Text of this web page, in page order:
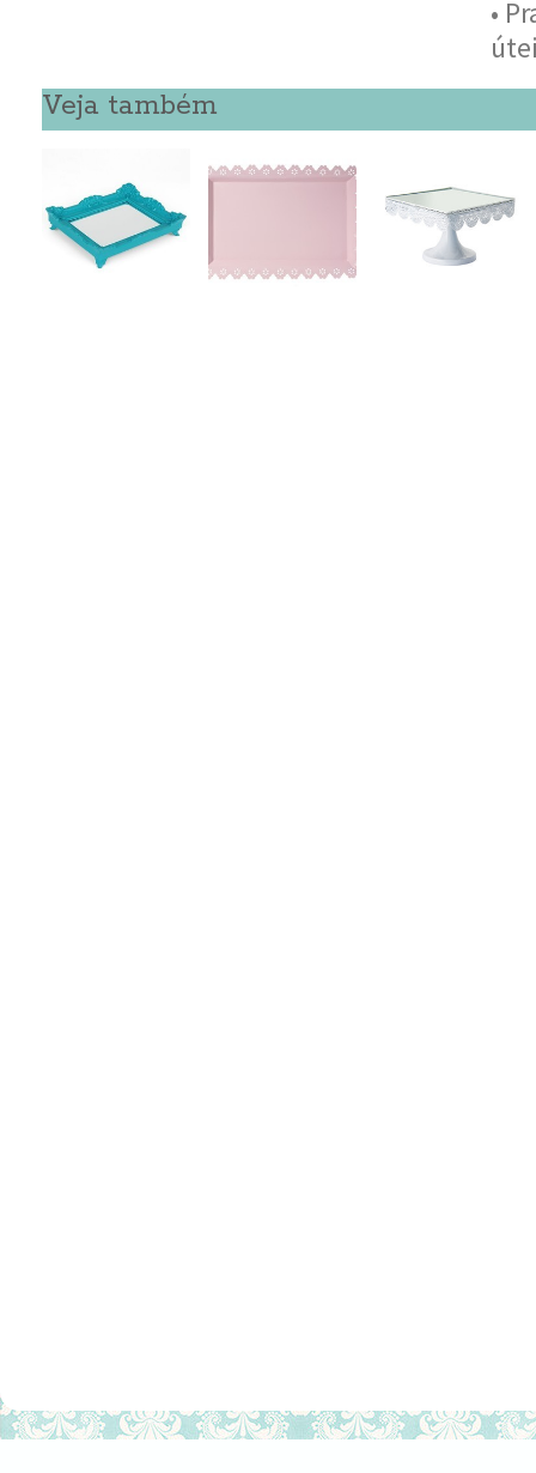
•
Veja também